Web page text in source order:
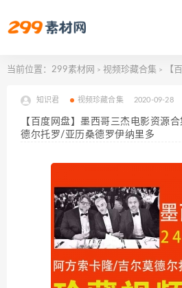
当前位置： 299素材网 > 视频珍藏合集 > 【百度网
知识君 视频珍藏合集 2020-09-28
【百度网盘】墨西哥三杰电影资源
德尔托罗/亚历桑德罗伊纳里多